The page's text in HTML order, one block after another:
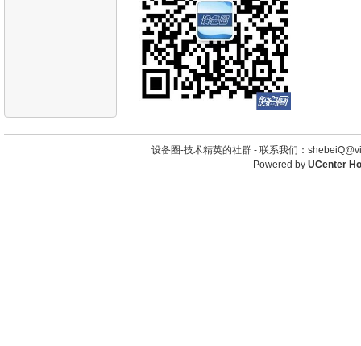
设备圈-技术精英的社群 - 联系我们：
Powered by UCenter